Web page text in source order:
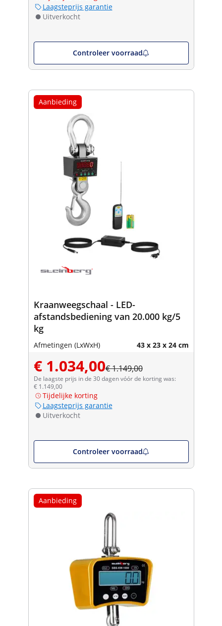
Laagsteprijs garantie
Uitverkocht
Controleer voorraad
Aanbieding
Kraanweegschaal - LED-
afstandsbediening van 20.000 kg/5
kg
Afmetingen (LxWxH) 43 x 23 x 24 cm
€ 1.034,00€ 1.149,00
De laagste prijs in de 30 dagen vóór de korting was:
€ 1.149,00
Tijdelijke korting
Laagsteprijs garantie
Uitverkocht
Controleer voorraad
Aanbieding